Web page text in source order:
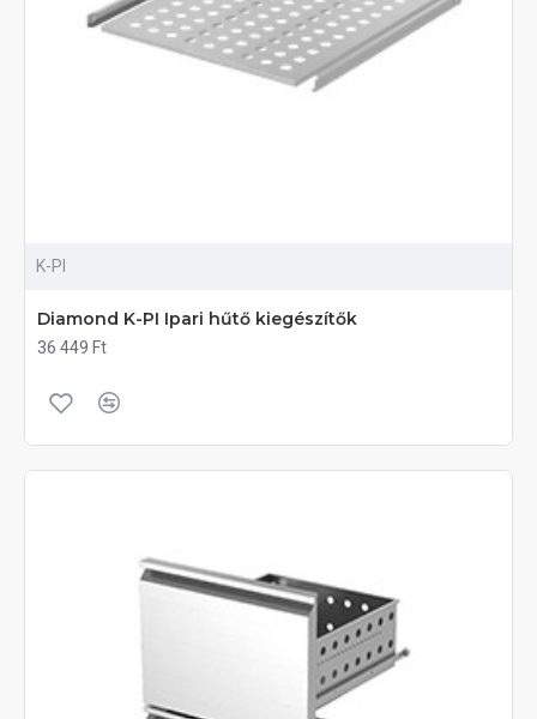
K-PI
Diamond K-PI Ipari hűtő kiegészítők
36 449 Ft